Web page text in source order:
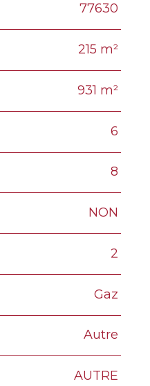
77630
215 m²
931 m²
6
8
NON
2
Gaz
Autre
AUTRE